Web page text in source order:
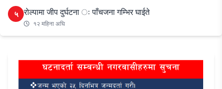
५ रोल्पामा जीप दुर्घटना ः पाँचजना गम्भिर घाईते
१२ महिना अघि